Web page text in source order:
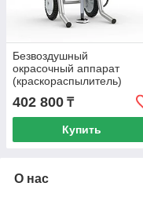
Безвоздушный
окрасочный аппарат
(краскораспылитель)
Wagner Control Pro 350M
402 800 ₸
Купить
О нас